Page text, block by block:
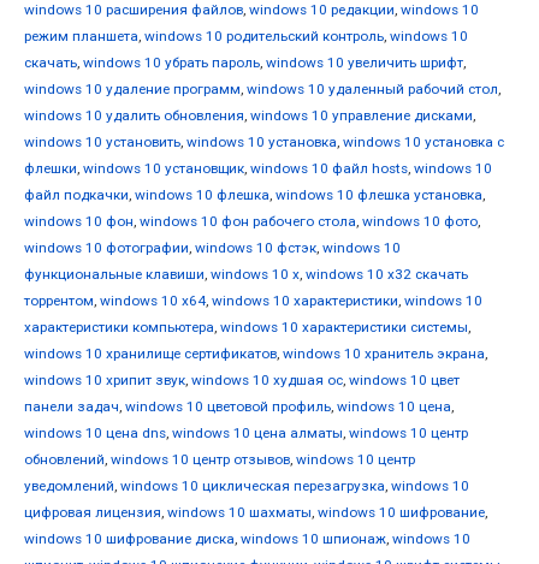
windows 10 расширения файлов, windows 10 редакции, windows 10
режим планшета, windows 10 родительский контроль, windows 10
скачать, windows 10 убрать пароль, windows 10 увеличить шрифт,
windows 10 удаление программ, windows 10 удаленный рабочий стол,
windows 10 удалить обновления, windows 10 управление дисками,
windows 10 установить, windows 10 установка, windows 10 установка с
флешки, windows 10 установщик, windows 10 файл hosts, windows 10
файл подкачки, windows 10 флешка, windows 10 флешка установка,
windows 10 фон, windows 10 фон рабочего стола, windows 10 фото,
windows 10 фотографии, windows 10 фстэк, windows 10
функциональные клавиши, windows 10 х, windows 10 х32 скачать
торрентом, windows 10 х64, windows 10 характеристики, windows 10
характеристики компьютера, windows 10 характеристики системы,
windows 10 хранилище сертификатов, windows 10 хранитель экрана,
windows 10 хрипит звук, windows 10 худшая ос, windows 10 цвет
панели задач, windows 10 цветовой профиль, windows 10 цена,
windows 10 цена dns, windows 10 цена алматы, windows 10 центр
обновлений, windows 10 центр отзывов, windows 10 центр
уведомлений, windows 10 циклическая перезагрузка, windows 10
цифровая лицензия, windows 10 шахматы, windows 10 шифрование,
windows 10 шифрование диска, windows 10 шпионаж, windows 10